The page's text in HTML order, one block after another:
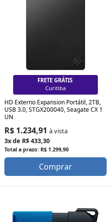
FRETE GRÁTIS
Curitiba
HD Externo Expansion Portátil, 2TB,
USB 3.0, STGX200040, Seagate CX 1
UN
R$ 1.234,91 à vista
3x de R$ 433,30
Total a prazo: R$ 1.299,90
Comprar